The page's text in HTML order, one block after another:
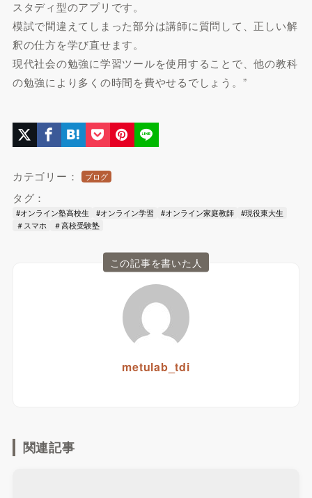
スタディ型のアプリです。
模試で間違えてしまった部分は講師に質問して、正しい解
釈の仕方を学び直せます。
現代社会の勉強に学習ツールを使用することで、他の教科
の勉強により多くの時間を費やせるでしょう。”
カテゴリー： ブログ
タグ：
#オンライン塾高校生 #オンライン学習 #オンライン家庭教師
#現役東大生
＃スマホ
＃高校受験塾
この記事を書いた人
metulab_tdi
関連記事